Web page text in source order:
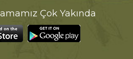
Çok Yakında